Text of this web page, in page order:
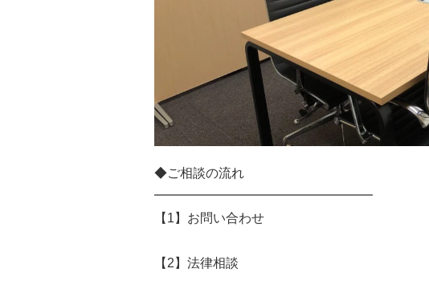
◆ご相談の流れ
━━━━━━━━━━━━━━━━━
【1】お問い合わせ
【2】法律相談